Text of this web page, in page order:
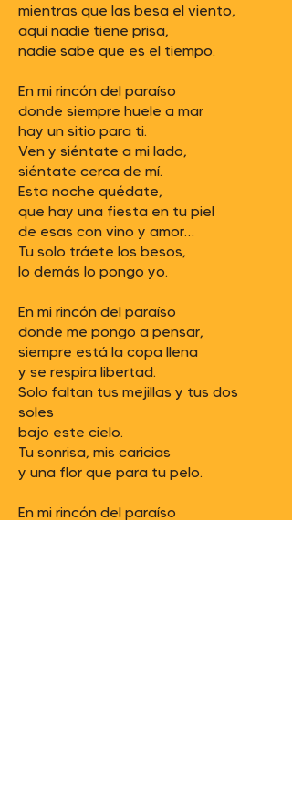
mientras que las besa el viento,
aquí nadie tiene prisa,
nadie sabe que es el tiempo.
En mi rincón del paraíso
donde siempre huele a mar
hay un sitio para ti.
Ven y siéntate a mi lado,
siéntate cerca de mí.
Esta noche quédate,
que hay una fiesta en tu piel
de esas con vino y amor…
Tu solo tráete los besos,
lo demás lo pongo yo.
En mi rincón del paraíso
donde me pongo a pensar,
siempre está la copa llena
y se respira libertad.
Solo faltan tus mejillas y tus dos
soles
bajo este cielo.
Tu sonrisa, mis caricias
y una flor que para tu pelo.
En mi rincón del paraíso